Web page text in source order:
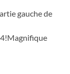
gauche de